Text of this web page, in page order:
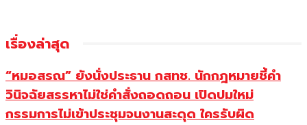
เรื่องล่าสุด
“หมอสรณ” ยังนั่งประธาน กสทช. นักกฎหมายชี้คำ
วินิจฉัยสรรหาไม่ใช่คำสั่งถอดถอน เปิดปมใหม่
กรรมการไม่เข้าประชุมจนงานสะดุด ใครรับผิด